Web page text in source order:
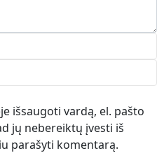
išsaugoti vardą, el. pašto
jų nebereiktų įvesti iš
parašyti komentarą.